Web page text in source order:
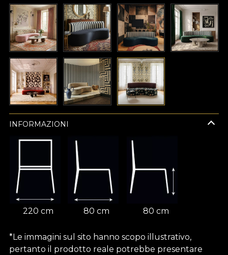
INFORMAZIONI
220 cm 80 cm 80 cm
*Le immagini sul sito hanno scopo illustrativo,
pertanto il prodotto reale potrebbe presentare